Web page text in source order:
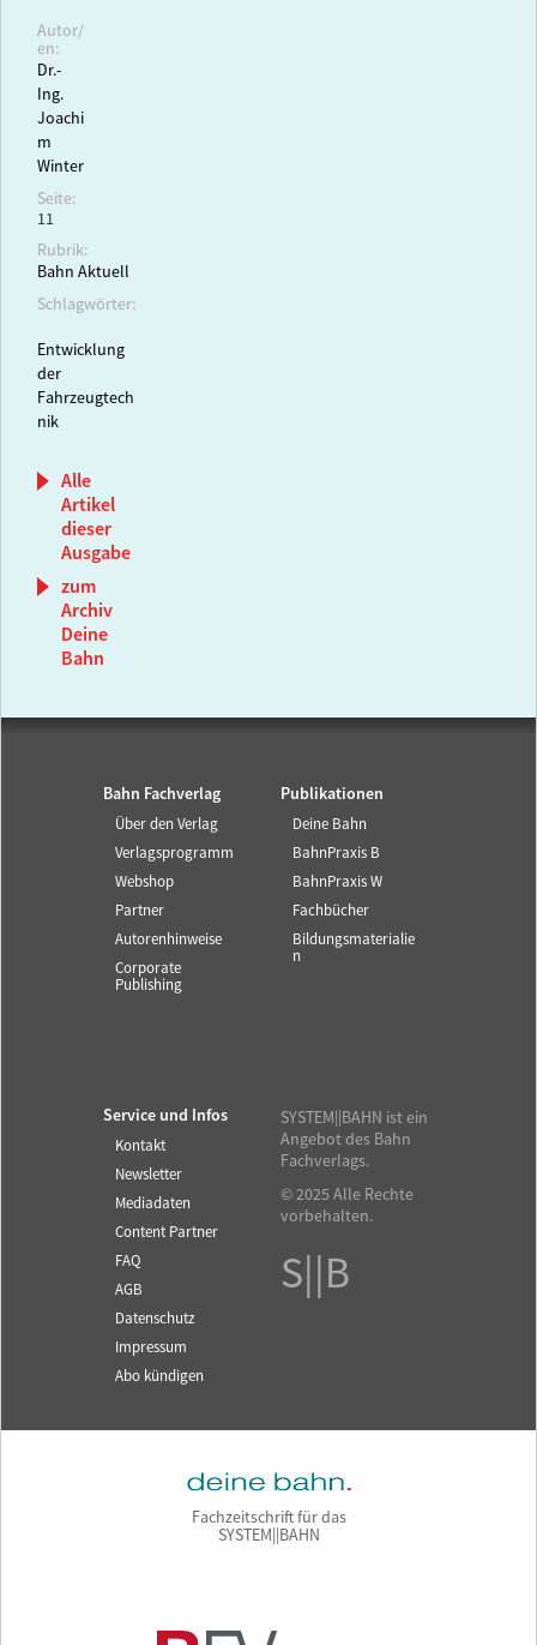
Autor/
en:
Dr.-
Ing.
Joachi
m
Winter
Seite:
11
Rubrik:
Bahn Aktuell
Schlagwörter:
Entwicklung
der
Fahrzeugtech
nik
Alle
Artikel
dieser
Ausgabe
zum
Archiv
Deine
Bahn
Bahn Fachverlag
Über den Verlag
Verlagsprogramm
Webshop
Partner
Autorenhinweise
Corporate
Publishing
Publikationen
Deine Bahn
BahnPraxis B
BahnPraxis W
Fachbücher
Bildungsmaterialie
n
Service und Infos
Kontakt
Newsletter
Mediadaten
Content Partner
FAQ
AGB
Datenschutz
Impressum
Abo kündigen
SYSTEM||BAHN ist ein
Angebot des Bahn
Fachverlags.
© 2025 Alle Rechte
vorbehalten.
S||B
Fachzeitschrift für das
SYSTEM||BAHN